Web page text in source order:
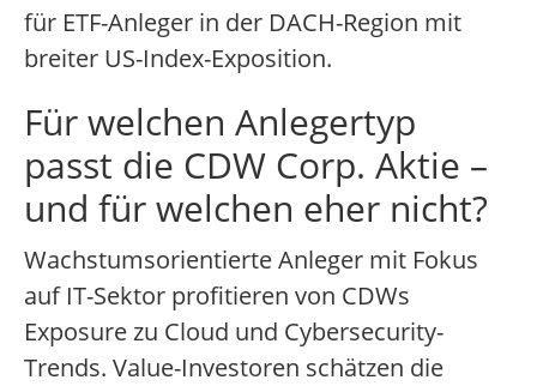
für ETF-Anleger in der DACH-Region mit
breiter US-Index-Exposition.
Für welchen Anlegertyp
passt die CDW Corp. Aktie –
und für welchen eher nicht?
Wachstumsorientierte Anleger mit Fokus
auf IT-Sektor profitieren von CDWs
Exposure zu Cloud und Cybersecurity-
Trends. Value-Investoren schätzen die